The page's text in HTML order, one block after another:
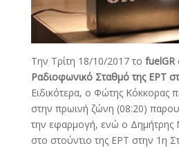
Την Τρίτη 18/10/2017 το fuelGR
Ραδιοφωνικό Σταθμό της ΕΡΤ
Ειδικότερα, ο Φώτης Κόκκορας
στην πρωινή ζώνη (08:20)
την εφαρμογή, ενώ ο Δημήτρης
στο στούντιο της ΕΡΤ στην 1η